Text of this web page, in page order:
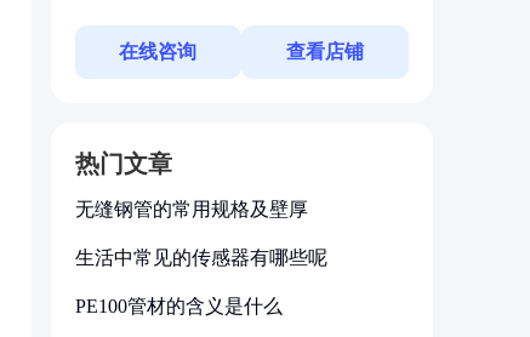
在线咨询 查看店铺
热门文章
无缝钢管的常用规格及壁厚
生活中常见的传感器有哪些呢
PE100管材的含义是什么